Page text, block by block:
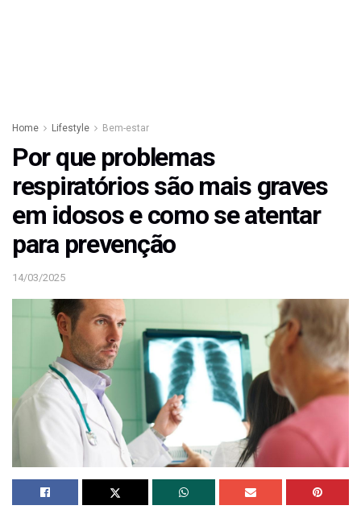
Home Lifestyle Bem-estar
Por que problemas
respiratórios são mais graves
em idosos e como se atentar
para prevenção
14/03/2025